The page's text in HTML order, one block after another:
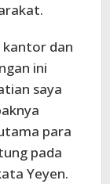
kantor dan
ini
saya
para
pada
Yeyen.